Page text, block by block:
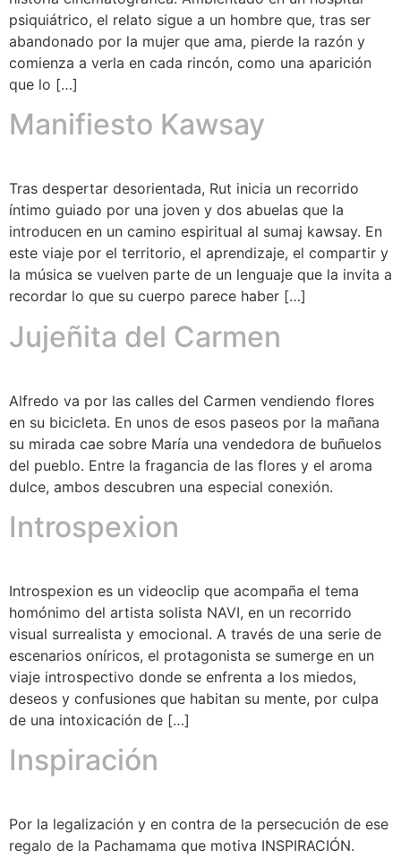
psiquiátrico, el relato sigue a un hombre que, tras ser
abandonado por la mujer que ama, pierde la razón y
comienza a verla en cada rincón, como una aparición
que lo […]
Manifiesto Kawsay
Tras despertar desorientada, Rut inicia un recorrido
íntimo guiado por una joven y dos abuelas que la
introducen en un camino espiritual al sumaj kawsay. En
este viaje por el territorio, el aprendizaje, el compartir y
la música se vuelven parte de un lenguaje que la invita a
recordar lo que su cuerpo parece haber […]
Jujeñita del Carmen
Alfredo va por las calles del Carmen vendiendo flores
en su bicicleta. En unos de esos paseos por la mañana
su mirada cae sobre María una vendedora de buñuelos
del pueblo. Entre la fragancia de las flores y el aroma
dulce, ambos descubren una especial conexión.
Introspexion
Introspexion es un videoclip que acompaña el tema
homónimo del artista solista NAVI, en un recorrido
visual surrealista y emocional. A través de una serie de
escenarios oníricos, el protagonista se sumerge en un
viaje introspectivo donde se enfrenta a los miedos,
deseos y confusiones que habitan su mente, por culpa
de una intoxicación de […]
Inspiración
Por la legalización y en contra de la persecución de ese
regalo de la Pachamama que motiva INSPIRACIÓN.